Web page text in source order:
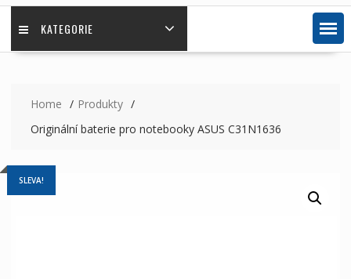
KATEGORIE
Home
Produkty
Originální baterie pro notebooky ASUS C31N1636
SLEVA!